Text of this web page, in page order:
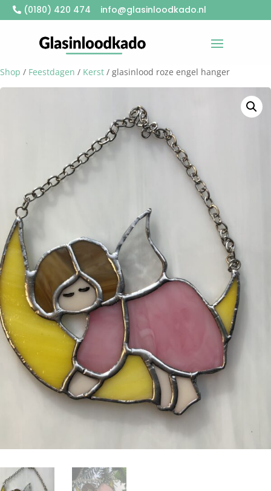
(0180) 420 474 info@glasinloodkado.nl
Shop / Feestdagen / Kerst / glasinlood roze engel hanger